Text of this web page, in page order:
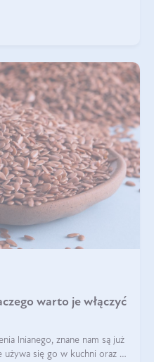
warto je włączyć
lnianego, znane nam są już
używa się go w kuchni oraz w